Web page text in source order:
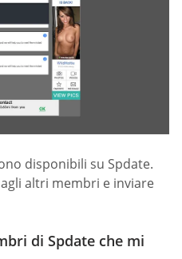
disponibili su Spdate.
altri membri e inviare
di Spdate che mi